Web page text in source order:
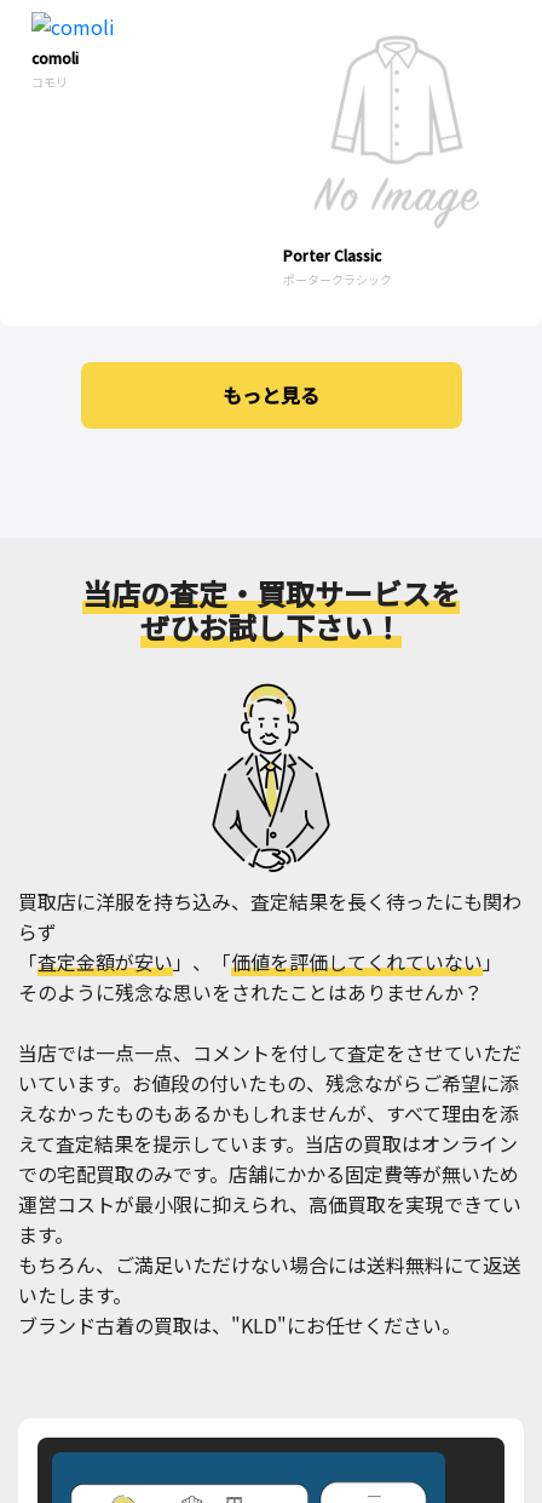
comoli
コモリ
Porter Classic
ポータークラシック
もっと見る
当店の査定・買取サービスを
ぜひお試し下さい！
買取店に洋服を持ち込み、査定結果を長く待ったにも関わ
らず
「査定金額が安い」、「価値を評価してくれていない」
そのように残念な思いをされたことはありませんか？
当店では一点一点、コメントを付して査定をさせていただ
いています。お値段の付いたもの、残念ながらご希望に添
えなかったものもあるかもしれませんが、すべて理由を添
えて査定結果を提示しています。当店の買取はオンライン
での宅配買取のみです。店舗にかかる固定費等が無いため
運営コストが最小限に抑えられ、高価買取を実現できてい
ます。
もちろん、ご満足いただけない場合には送料無料にて返送
いたします。
ブランド古着の買取は、"KLD"にお任せください。